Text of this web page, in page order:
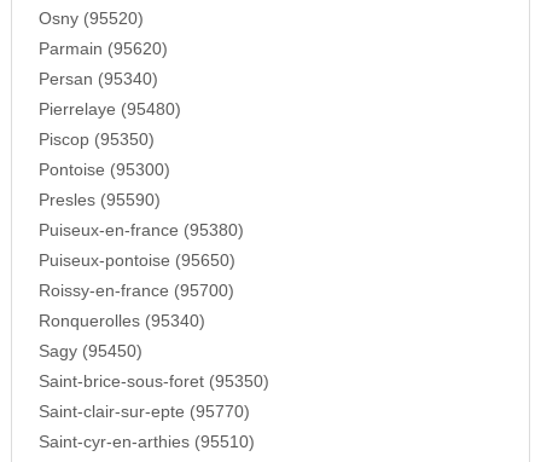
Osny (95520)
Parmain (95620)
Persan (95340)
Pierrelaye (95480)
Piscop (95350)
Pontoise (95300)
Presles (95590)
Puiseux-en-france (95380)
Puiseux-pontoise (95650)
Roissy-en-france (95700)
Ronquerolles (95340)
Sagy (95450)
Saint-brice-sous-foret (95350)
Saint-clair-sur-epte (95770)
Saint-cyr-en-arthies (95510)